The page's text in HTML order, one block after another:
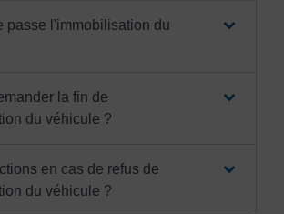
passe l'immobilisation du
la fin de
du véhicule ?
en cas de refus de
du véhicule ?